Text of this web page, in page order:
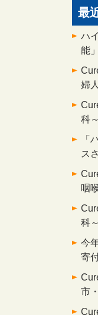
最
ハ
能
婦
科～
「
ス
咽
科～
今
寄
市